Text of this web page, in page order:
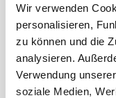
Wir verwenden
personalisieren,
zu können und die
analysieren.
Verwendung
soziale Medien,
Dezember 2020
November 2020
Oktober 2020
September 2020